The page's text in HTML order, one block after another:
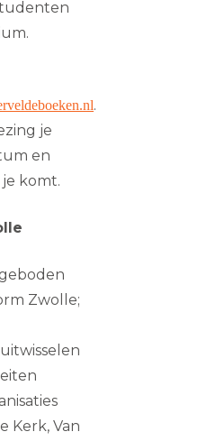
.
je
en
komt.
Zwolle;
Kerk, Van